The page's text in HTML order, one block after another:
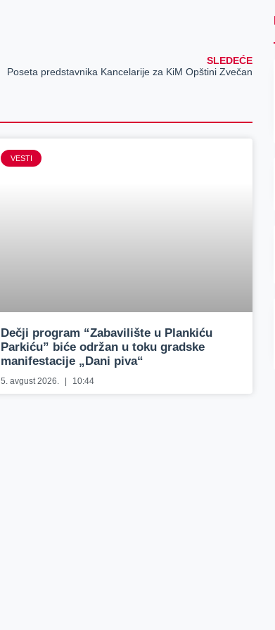
SLEDEĆE
Poseta predstavnika Kancelarije za KiM Opštini Zvečan
VESTI
Dečji program “Zabavilište u Plankiću
Parkiću” biće održan u toku gradske
manifestacije „Dani piva“
5. avgust 2026. 10:44